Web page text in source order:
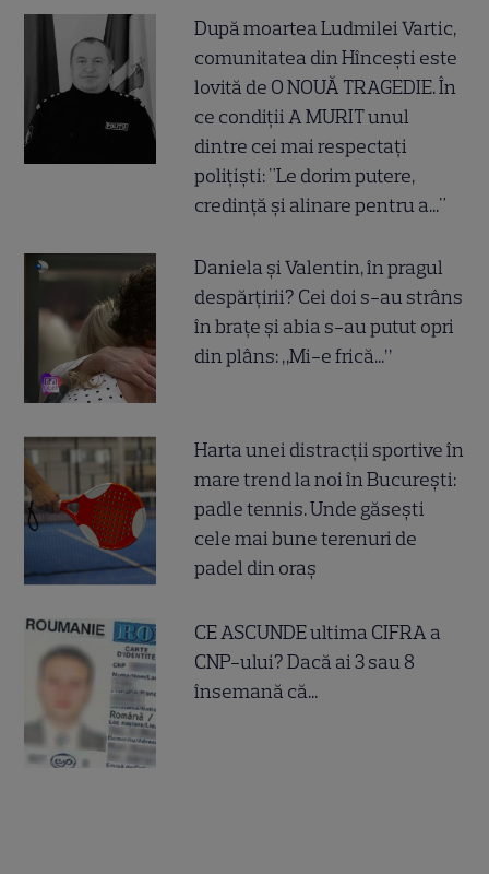
După moartea Ludmilei Vartic,
comunitatea din Hîncești este
lovită de O NOUĂ TRAGEDIE. În
ce condiții A MURIT unul
dintre cei mai respectați
polițiști: "Le dorim putere,
credință și alinare pentru a..."
Daniela și Valentin, în pragul
despărțirii? Cei doi s-au strâns
în brațe și abia s-au putut opri
din plâns: „Mi-e frică...”
Harta unei distracții sportive în
mare trend la noi în București:
padle tennis. Unde găsești
cele mai bune terenuri de
padel din oraș
CE ASCUNDE ultima CIFRA a
CNP-ului? Dacă ai 3 sau 8
însemană că...